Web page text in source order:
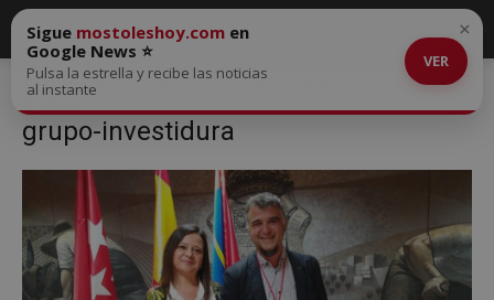
Inicio El juez cita a declarar a la alcaldesa de Móstoles
grupo-
investidura
grupo-investidura
Sigue mostoleshoy.com en
Google News ⭐
Pulsa la estrella y recibe las noticias
al instante
VER
×